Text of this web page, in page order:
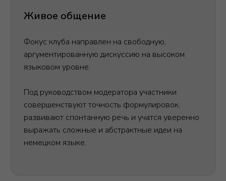
Живое общение
Фокус клуба направлен на свободную,
аргументированную дискуссию на высоком
языковом уровне.
Под руководством модератора участники
совершенствуют точность формулировок,
развивают спонтанную речь и учатся уверенно
выражать сложные и абстрактные идеи на
немецком языке.